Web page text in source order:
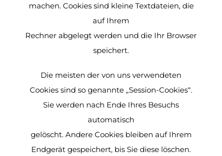
machen. Cookies sind kleine Textdateien, die
auf Ihrem
Rechner abgelegt werden und die Ihr Browser
speichert.
Die meisten der von uns verwendeten
Cookies sind so genannte „Session-Cookies“.
Sie werden nach Ende Ihres Besuchs
automatisch
gelöscht. Andere Cookies bleiben auf Ihrem
Endgerät gespeichert, bis Sie diese löschen.